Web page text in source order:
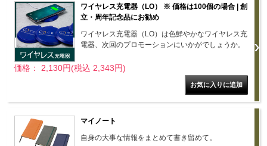
ワイヤレス充電器（LO） ※ 価格は100個の場合 | 創
立・周年記念品にお勧め
ワイヤレス充電器（LO）は色鮮やかなワイヤレス充
電器、次回のプロモーションにいかがでしょうか。
価格： 2,130円(税込 2,343円)
マイノート
自身の大事な情報をまとめて書き留めて。